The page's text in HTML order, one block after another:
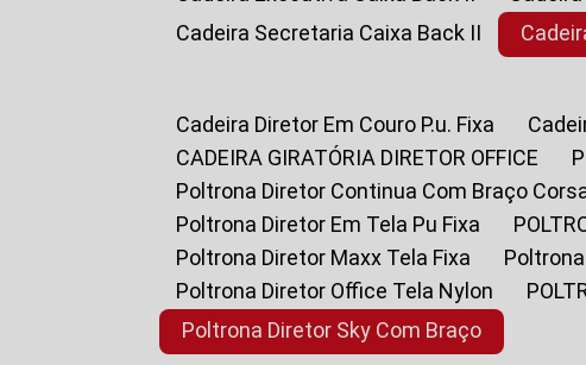
Cadeira Secretaria Caixa Back II
Cadeira Diretor Em Couro P.u. Fixa
CADEIRA GIRATÓRIA DIRETOR OFFICE
Poltrona Diretor Continua Com Braço
Poltrona Diretor Em Tela Pu Fixa
Poltrona Diretor Maxx Tela Fixa
Poltrona Diretor Office Tela Nylon
Poltrona Diretor Sky Com Braço